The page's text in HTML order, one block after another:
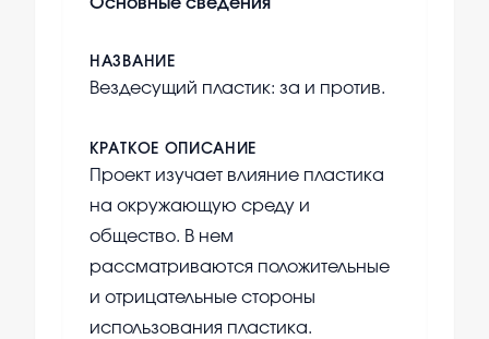
Основные сведения
НАЗВАНИЕ
Вездесущий пластик: за и против.
КРАТКОЕ ОПИСАНИЕ
Проект изучает влияние пластика
на окружающую среду и
общество. В нем
рассматриваются положительные
и отрицательные стороны
использования пластика.